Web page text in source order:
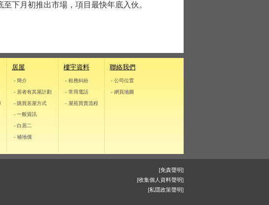
下月初推出市場，項目最快年底入伙。
居屋
- 簡介
- 居者有其屋計劃
- 購買居屋方式
- 一般資訊
- 白居二
- 補地價
樓宇資料
- 租務糾紛
- 常用電話
- 屋苑買賣流程
聯絡我們
- 公司位置
- 網頁地圖
[免責聲明]
[收集個人資料聲明]
[私隱政策聲明]